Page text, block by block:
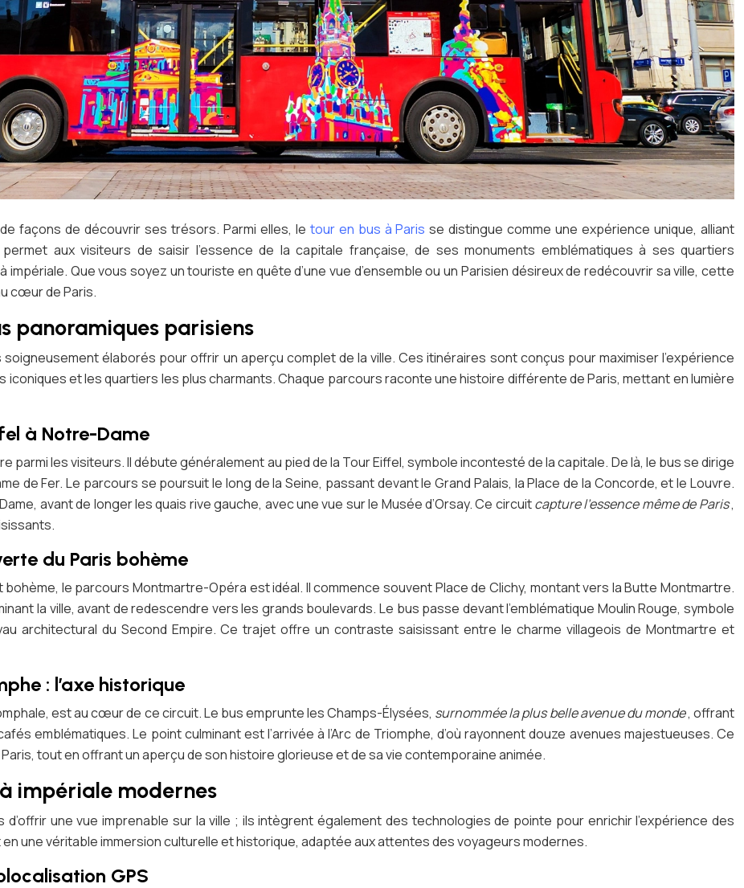
façons de découvrir ses trésors. Parmi elles, le tour en bus à Parisse distingue comme une expérience unique, alliant
aux visiteurs de saisir l’essence de la capitale française, de ses monuments emblématiques à ses quartiers
Que vous soyez un touriste en quête d’une vue d’ensemble ou un Parisien désireux de redécouvrir sa ville, cette
cœur de Paris.
panoramiques parisiens
élaborés pour offrir un aperçu complet de la ville. Ces itinéraires sont conçus pour maximiser l’expérience
et les quartiers les plus charmants. Chaque parcours raconte une histoire différente de Paris, mettant en lumière
à Notre-Dame
parmi les visiteurs. Il débute généralement au pied de la Tour Eiffel, symbole incontesté de la capitale. De là, le bus se dirige
de Fer. Le parcours se poursuit le long de la Seine, passant devant le Grand Palais, la Place de la Concorde, et le Louvre.
avant de longer les quais rive gauche, avec une vue sur le Musée d’Orsay. Ce circuitcapture l’essence même de Paris,
du Paris bohème
le parcours Montmartre-Opéra est idéal. Il commence souvent Place de Clichy, montant vers la Butte Montmartre.
la ville, avant de redescendre vers les grands boulevards. Le bus passe devant l’emblématique Moulin Rouge, symbole
architectural du Second Empire. Ce trajet offre un contraste saisissant entre le charme villageois de Montmartre et
: l’axe historique
est au cœur de ce circuit. Le bus emprunte les Champs-Élysées, surnommée la plus belle avenue du monde, offrant
emblématiques. Le point culminant est l’arrivée à l’Arc de Triomphe, d’où rayonnent douze avenues majestueuses. Ce
tout en offrant un aperçu de son histoire glorieuse et de sa vie contemporaine animée.
impériale modernes
une vue imprenable sur la ville ; ils intègrent également des technologies de pointe pour enrichir l’expérience des
une véritable immersion culturelle et historique, adaptée aux attentes des voyageurs modernes.
GPS